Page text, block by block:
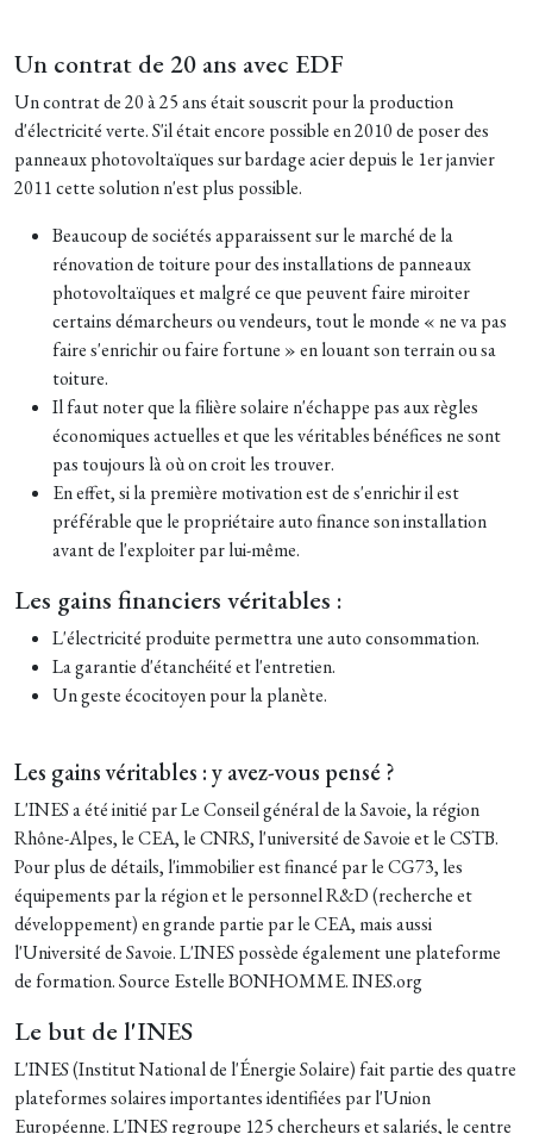
Un contrat de 20 ans avec EDF
Un contrat de 20 à 25 ans était souscrit pour la production
d'électricité verte. S'il était encore possible en 2010 de poser des
panneaux photovoltaïques sur bardage acier depuis le 1er janvier
2011 cette solution n'est plus possible.
Beaucoup de sociétés apparaissent sur le marché de la
rénovation de toiture pour des installations de panneaux
photovoltaïques et malgré ce que peuvent faire miroiter
certains démarcheurs ou vendeurs, tout le monde « ne va pas
faire s'enrichir ou faire fortune » en louant son terrain ou sa
toiture.
Il faut noter que la filière solaire n'échappe pas aux règles
économiques actuelles et que les véritables bénéfices ne sont
pas toujours là où on croit les trouver.
En effet, si la première motivation est de s'enrichir il est
préférable que le propriétaire auto finance son installation
avant de l'exploiter par lui-même.
Les gains financiers véritables :
L'électricité produite permettra une auto consommation.
La garantie d'étanchéité et l'entretien.
Un geste écocitoyen pour la planète.
Les gains véritables : y avez-vous pensé ?
L'INES a été initié par Le Conseil général de la Savoie, la région
Rhône-Alpes, le CEA, le CNRS, l'université de Savoie et le CSTB.
Pour plus de détails, l'immobilier est financé par le CG73, les
équipements par la région et le personnel R&D (recherche et
développement) en grande partie par le CEA, mais aussi
l'Université de Savoie. L'INES possède également une plateforme
de formation. Source Estelle BONHOMME. INES.org
Le but de l'INES
L'INES (Institut National de l'Énergie Solaire) fait partie des quatre
plateformes solaires importantes identifiées par l'Union
Européenne. L'INES regroupe 125 chercheurs et salariés, le centre